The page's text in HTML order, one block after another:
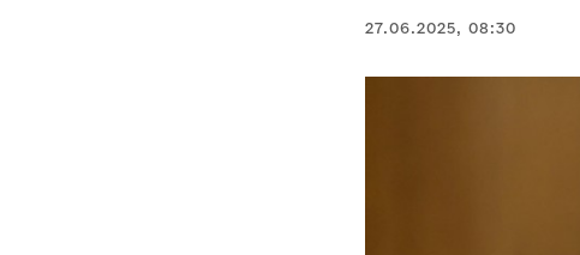
27.06.2025, 08:30